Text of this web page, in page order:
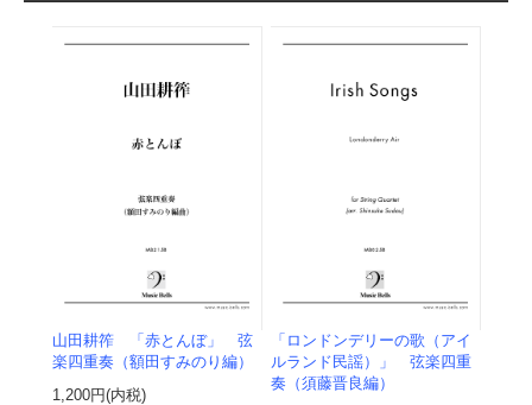
山田耕筰 「赤とんぼ」 弦
楽四重奏（額田すみのり編）
1,200円(内税)
「ロンドンデリーの歌（アイ
ルランド民謡）」 弦楽四重
奏（須藤晋良編）